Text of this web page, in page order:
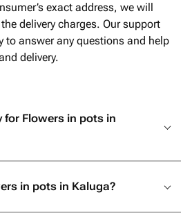
exact address, we will
delivery charges. Our support
to answer any questions and help
delivery.
for Flowers in pots in
in pots in Kaluga?